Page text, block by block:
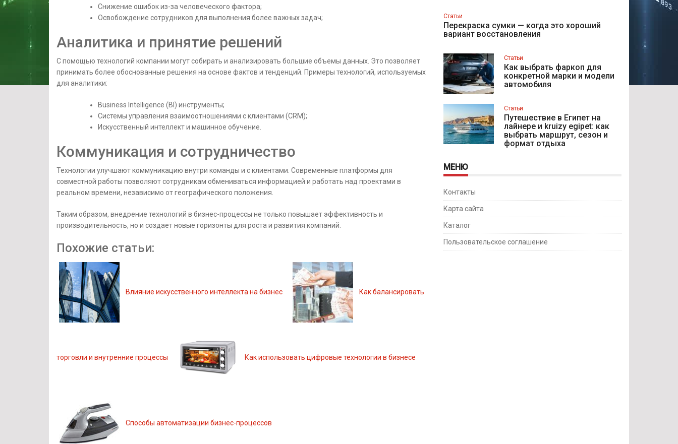
Снижение ошибок из-за человеческого фактора;
Освобождение сотрудников для выполнения более важных задач;
Аналитика и принятие решений
С помощью технологий компании могут собирать и анализировать большие объемы данных. Это позволяет
принимать более обоснованные решения на основе фактов и тенденций. Примеры технологий, используемых
для аналитики:
Business Intelligence (BI) инструменты;
Системы управления взаимоотношениями с клиентами (CRM);
Искусственный интеллект и машинное обучение.
Коммуникация и сотрудничество
Технологии улучшают коммуникацию внутри команды и с клиентами. Современные платформы для
совместной работы позволяют сотрудникам обмениваться информацией и работать над проектами в
реальном времени, независимо от географического положения.
Таким образом, внедрение технологий в бизнес-процессы не только повышает эффективность и
производительность, но и создает новые горизонты для роста и развития компаний.
Похожие статьи:
Влияние искусственного интеллекта на бизнес Как балансировать
торговли и внутренние процессы Как использовать цифровые технологии в бизнесе
Способы автоматизации бизнес-процессов
Статьи
Перекраска сумки — когда это хороший
вариант восстановления
Статьи
Как выбрать фаркоп для
конкретной марки и модели
автомобиля
Статьи
Путешествие в Египет на
лайнере и kruizy egipet: как
выбрать маршрут, сезон и
формат отдыха
МЕНЮ
Контакты
Карта сайта
Каталог
Пользовательское соглашение